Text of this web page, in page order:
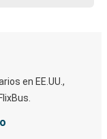
en EE.UU.,